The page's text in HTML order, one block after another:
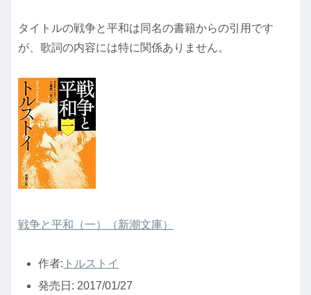
タイトルの戦争と平和は同名の書籍からの引用です
が、歌詞の内容には特に関係ありません。
戦争と平和（一）（新潮文庫）
作者: トルストイ
発売日: 2017/01/27